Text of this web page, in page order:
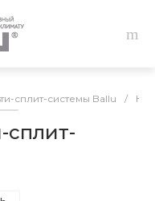
сплит-системы Ballu /
сплит-